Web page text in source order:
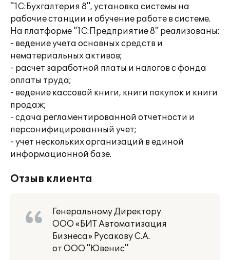
"1С:Бухгалтерия 8", установка системы на
рабочие станции и обучение работе в системе.
На платформе "1С:Предприятие 8" реализованы:
- ведение учета основных средств и
нематериальных активов;
- расчет заработной платы и налогов с фонда
оплаты труда;
- ведение кассовой книги, книги покупок и книги
продаж;
- сдача регламентированной отчетности и
персонифицированный учет;
- учет нескольких организаций в единой
информационной базе.
Отзыв клиента
Генеральному Директору
ООО «БИТ Автоматизация
Бизнеса» Русакову С.А.
от ООО "Ювенис"